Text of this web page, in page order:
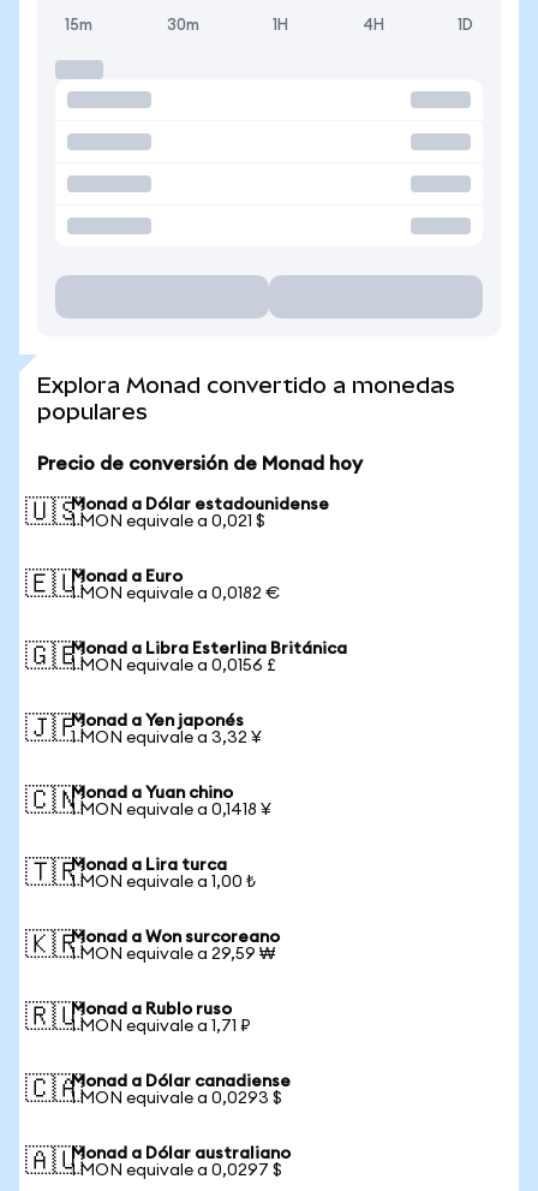
15m 30m 1H 4H 1D
Explora Monad convertido a monedas
populares
Precio de conversión de Monad hoy
🇺🇸Monad a Dólar estadounidense
1 MON equivale a 0,021 $
🇪🇺Monad a Euro
1 MON equivale a 0,0182 €
🇬🇧Monad a Libra Esterlina Británica
1 MON equivale a 0,0156 £
🇯🇵Monad a Yen japonés
1 MON equivale a 3,32 ¥
🇨🇳Monad a Yuan chino
1 MON equivale a 0,1418 ¥
🇹🇷Monad a Lira turca
1 MON equivale a 1,00 ₺
🇰🇷Monad a Won surcoreano
1 MON equivale a 29,59 ₩
🇷🇺Monad a Rublo ruso
1 MON equivale a 1,71 ₽
🇨🇦Monad a Dólar canadiense
1 MON equivale a 0,0293 $
🇦🇺Monad a Dólar australiano
1 MON equivale a 0,0297 $